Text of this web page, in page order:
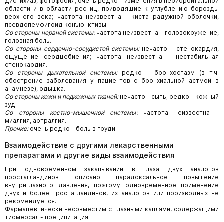
области и в области ресниц, приводящие к углублению борозды
верхнего века; частота неизвестна - киста радужной оболочки,
псевдопемфигоид конъюнктивы.
Со стороны нервной системы:частота неизвестна - головокружение,
головная боль.
Со стороны сердечно-сосудистой системы:нечасто - стенокардия,
ощущение сердцебиения; частота неизвестна - нестабильная
стенокардия.
Со стороны дыхательной системы:редко - бронхоспазм (в т.ч.
обострение заболевания у пациентов с бронхиальной астмой в
анамнезе), одышка.
Со стороны кожи и подкожных тканей:нечасто - сыпь; редко - кожный
зуд.
Со стороны костно-мышечной системы:частота неизвестна -
миалгия, артралгия.
Прочие:очень редко - боль в груди.
Взаимодействие с другими лекарственными
препаратами и другие виды взаимодействия
При одновременном закапывании в глаза двух аналогов
простагландинов описано парадоксальное повышение
внутриглазного давления, поэтому одновременное применение
двух и более простагландинов, их аналогов или производных не
рекомендуется.
Фармацевтически несовместим с глазными каплями, содержащими
тиомерсал - преципитация.